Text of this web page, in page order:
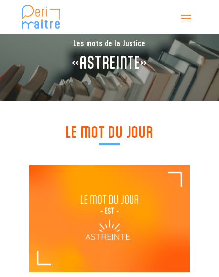
Les mots de la Justice
«ASTREINTE»
LE MOT DU JOUR